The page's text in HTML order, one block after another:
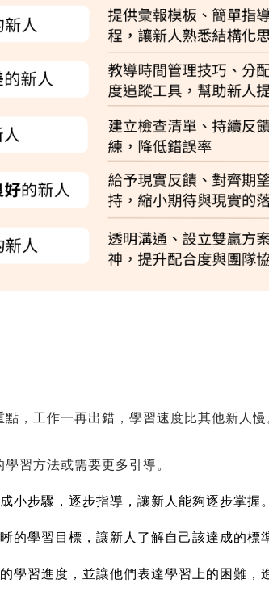
，工作一再出錯，學習速度比其他新人慢
習方法或需要更多引導。
小步驟，逐步指導，讓新人能夠逐步掌握。
的學習目標，讓新人了解自己該達成的標
學習進度，並讓他們表達學習上的困難，